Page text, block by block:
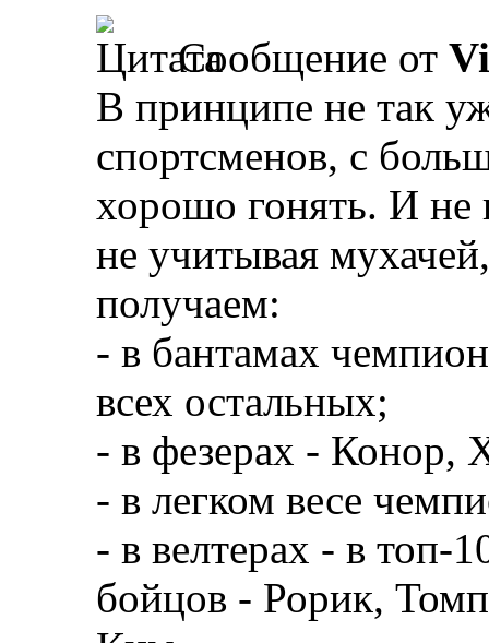
Сообщение от
В принципе не так
спортсменов, с
хорошо гонять. И не
не учитывая
получаем:
- в бантамах
всех остальных;
- в фезерах - Конор,
- в легком весе
- в велтерах - в топ-
бойцов - Рорик,